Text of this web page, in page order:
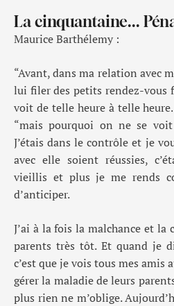
La cinquantaine...
Maurice Barthélemy :
“Avant, dans ma relation avec
lui filer des petits rendez-vous
voit de telle heure à telle
“mais pourquoi on ne se
J’étais dans le contrôle et je
avec elle soient réussies,
vieillis et plus je me rends
d’anticiper.
J’ai à la fois la malchance et la
parents très tôt. Et quand je
c’est que je vois tous mes
gérer la maladie de leurs
plus rien ne m’oblige.